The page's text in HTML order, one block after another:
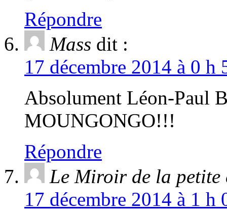
Répondre
Mass dit :
17 décembre 2014 à 0
Absolument Léon-Paul
MOUNGONGO!!!
Répondre
Le Miroir de la petite
17 décembre 2014 à 1